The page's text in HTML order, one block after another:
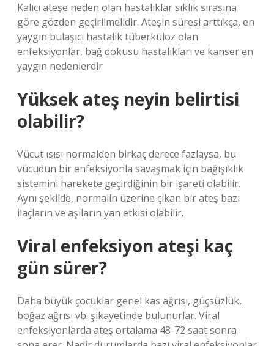
Kalıcı ateşe neden olan hastalıklar sıklık sırasına
göre gözden geçirilmelidir. Ateşin süresi arttıkça, en
yaygın bulaşıcı hastalık tüberküloz olan
enfeksiyonlar, bağ dokusu hastalıkları ve kanser en
yaygın nedenlerdir
Yüksek ateş neyin belirtisi
olabilir?
Vücut ısısı normalden birkaç derece fazlaysa, bu
vücudun bir enfeksiyonla savaşmak için bağışıklık
sistemini harekete geçirdiğinin bir işareti olabilir.
Aynı şekilde, normalin üzerine çıkan bir ateş bazı
ilaçların ve aşıların yan etkisi olabilir.
Viral enfeksiyon ateşi kaç
gün sürer?
Daha büyük çocuklar genel kas ağrısı, güçsüzlük,
boğaz ağrısı vb. şikayetinde bulunurlar. Viral
enfeksiyonlarda ateş ortalama 48-72 saat sonra